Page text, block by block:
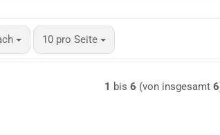
10 pro Seite
pro Seite
1 bis 6 (von insgesamt 6